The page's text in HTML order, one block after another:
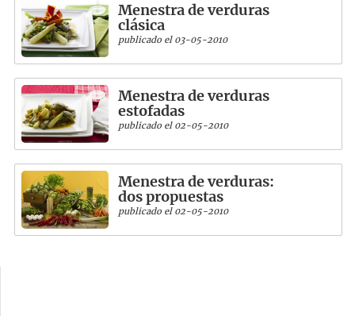
Menestra de verduras
clásica
publicado el 03-05-2010
Menestra de verduras
estofadas
publicado el 02-05-2010
Menestra de verduras:
dos propuestas
publicado el 02-05-2010